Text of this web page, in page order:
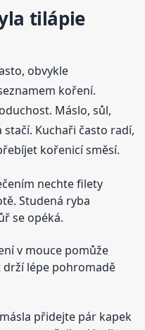
tilápie
obvykle
koření.
Máslo, sůl,
Kuchaři často radí,
kořenicí směsí.
nechte filety
Studená ryba
se opéká.
v mouce pomůže
lépe pohromadě
přidejte pár kapek